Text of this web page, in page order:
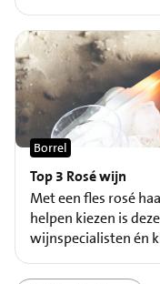
Top 3 Rosé wijn
Borrel
Met een fles rosé
helpen kiezen is
wijnspecialisten én